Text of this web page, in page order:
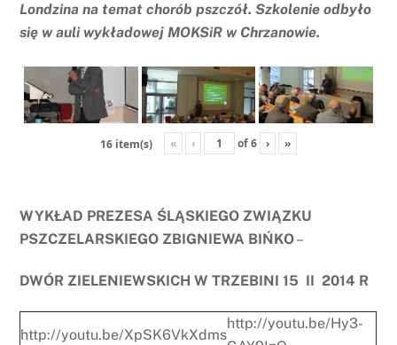
Londzina na temat chorób pszczół. Szkolenie odbyło
się w auli wykładowej MOKSiR w Chrzanowie.
16 item(s) « ‹ of6 › »
WYKŁAD PREZESA ŚLĄSKIEGO ZWIĄZKU
PSZCZELARSKIEGO ZBIGNIEWA BIŃKO–
DWÓR ZIELENIEWSKICH W TRZEBINI 15 II 2014 R
http://youtu.be/XpSK6VkXdms
http://youtu.be/Hy3-